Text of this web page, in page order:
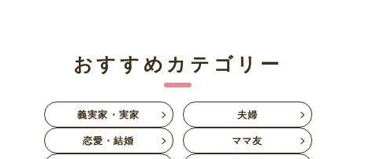
おすすめカテゴリー
義実家・実家
夫婦
恋愛・結婚
ママ友